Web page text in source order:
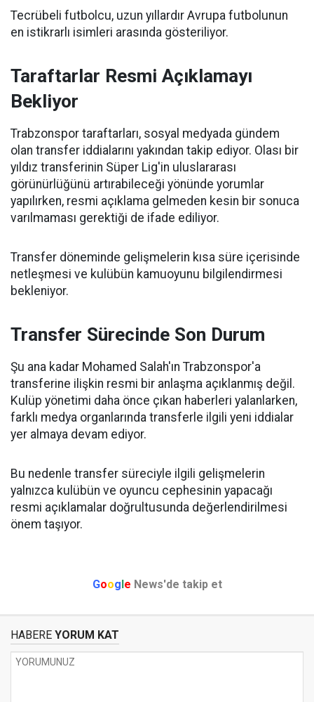
Tecrübeli futbolcu, uzun yıllardır Avrupa futbolunun
en istikrarlı isimleri arasında gösteriliyor.
Taraftarlar Resmi Açıklamayı
Bekliyor
Trabzonspor taraftarları, sosyal medyada gündem
olan transfer iddialarını yakından takip ediyor. Olası bir
yıldız transferinin Süper Lig'in uluslararası
görünürlüğünü artırabileceği yönünde yorumlar
yapılırken, resmi açıklama gelmeden kesin bir sonuca
varılmaması gerektiği de ifade ediliyor.
Transfer döneminde gelişmelerin kısa süre içerisinde
netleşmesi ve kulübün kamuoyunu bilgilendirmesi
bekleniyor.
Transfer Sürecinde Son Durum
Şu ana kadar Mohamed Salah'ın Trabzonspor'a
transferine ilişkin resmi bir anlaşma açıklanmış değil.
Kulüp yönetimi daha önce çıkan haberleri yalanlarken,
farklı medya organlarında transferle ilgili yeni iddialar
yer almaya devam ediyor.
Bu nedenle transfer süreciyle ilgili gelişmelerin
yalnızca kulübün ve oyuncu cephesinin yapacağı
resmi açıklamalar doğrultusunda değerlendirilmesi
önem taşıyor.
Google News'de takip et
HABERE YORUM KAT